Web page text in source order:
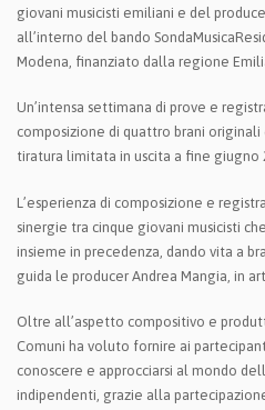
giovani musicisti emiliani e del
all’interno del bando
Modena, finanziato dalla regione
Un’intensa settimana di prove e
composizione di quattro brani originali
tiratura limitata in uscita a fine giugno
L’esperienza di composizione e
sinergie tra cinque giovani musicisti
insieme in precedenza, dando vita a
guida le producer Andrea Mangia, in
Oltre all’aspetto compositivo e
Comuni ha voluto fornire ai
conoscere e approcciarsi al mondo
indipendenti, grazie alla